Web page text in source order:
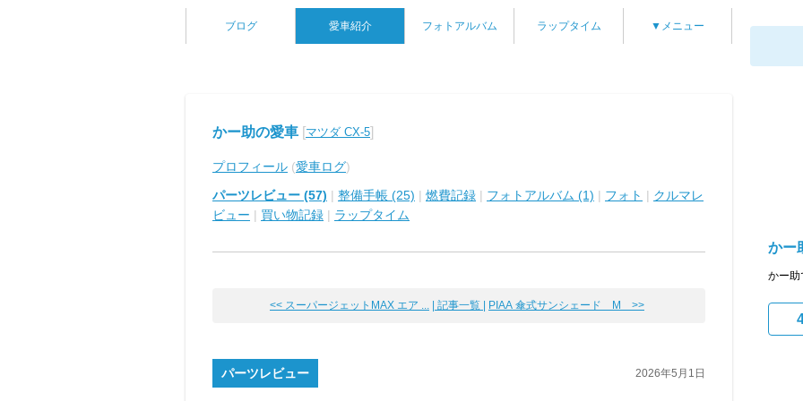
ブログ 愛車紹介 フォトアルバム ラップタイム ▼メニュー
かー助の愛車 [マツダ CX-5]
プロフィール (愛車ログ)
パーツレビュー (57) | 整備手帳 (25) | 燃費記録 | フォトアルバム (1) | フォト | クルマレ
ビュー | 買い物記録 | ラップタイム
<< スーパージェットMAX エア ... | 記事一覧 | PIAA 傘式サンシェード М >>
パーツレビュー 2026年5月1日
かー
かー助